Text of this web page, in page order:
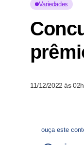
Variedades
11/12/2022 às
ouça este